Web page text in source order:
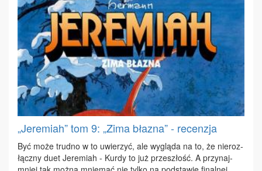
„Jeremiah” tom 9: „Zima błazna” - recenzja
Być mo­że trud­no w to uwie­rzyć, ale wy­glą­da na to, że nie­roz­
łącz­ny du­et Je­re­miah - Kur­dy to już prze­szłość. A przy­naj­